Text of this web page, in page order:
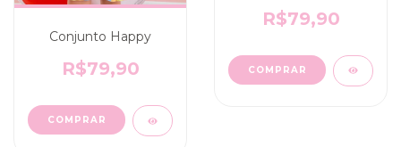
Conjunto Happy
R$79,90
COMPRAR
R$79,90
COMPRAR